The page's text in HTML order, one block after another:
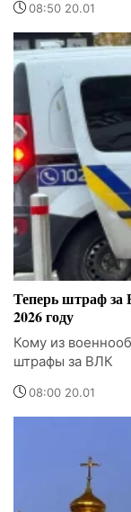
08:50 20.01
Теперь штраф
2026 году
Кому из
штрафы за ВЛК
08:00 20.01